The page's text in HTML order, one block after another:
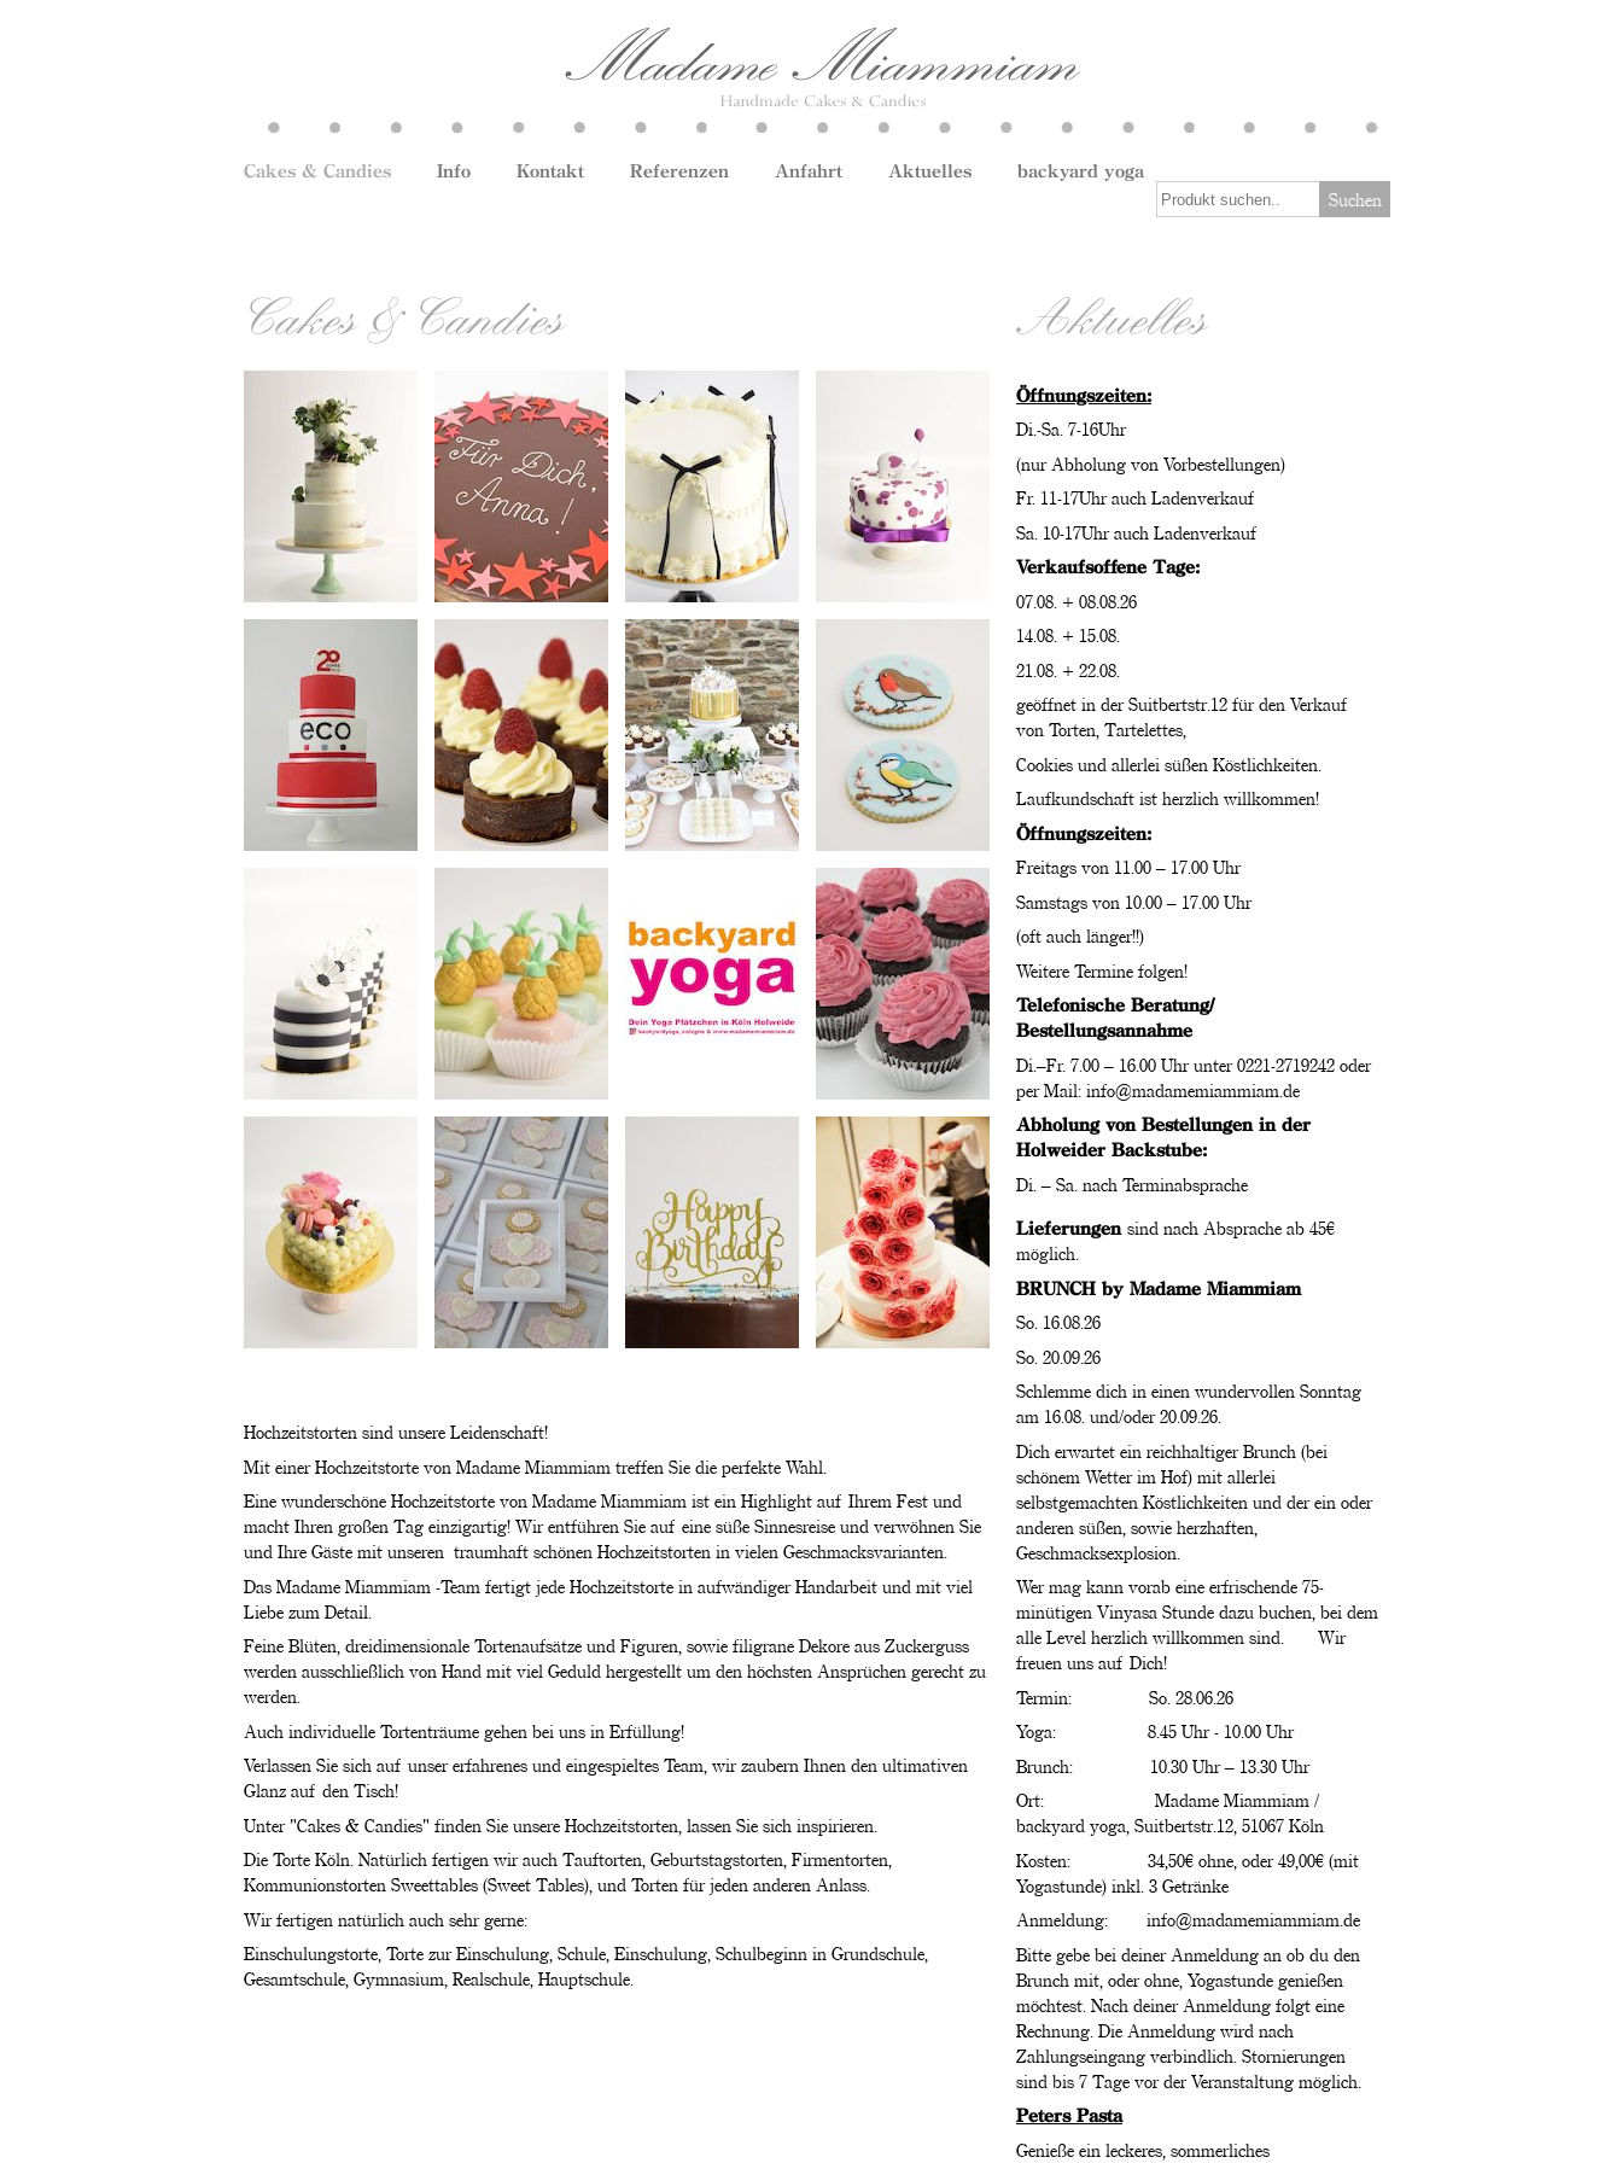
Cakes & Candies Info Kontakt Referenzen Anfahrt Aktuelles
backyard yoga
Suchen
Cakes & Candies
Hochzeitstorten sind unsere Leidenschaft!
Mit einer Hochzeitstorte von Madame Miammiam treffen Sie die perfekte Wahl.
Eine wunderschöne Hochzeitstorte von Madame Miammiam ist ein Highlight auf Ihrem Fest und
macht Ihren großen Tag einzigartig! Wir entführen Sie auf eine süße Sinnesreise und verwöhnen Sie
und Ihre Gäste mit unseren traumhaft schönen Hochzeitstorten in vielen Geschmacksvarianten.
Das Madame Miammiam -Team fertigt jede Hochzeitstorte in aufwändiger Handarbeit und mit viel
Liebe zum Detail.
Feine Blüten, dreidimensionale Tortenaufsätze und Figuren, sowie filigrane Dekore aus Zuckerguss
werden ausschließlich von Hand mit viel Geduld hergestellt um den höchsten Ansprüchen gerecht zu
werden.
Auch individuelle Tortenträume gehen bei uns in Erfüllung!
Verlassen Sie sich auf unser erfahrenes und eingespieltes Team, wir zaubern Ihnen den ultimativen
Glanz auf den Tisch!
Unter "Cakes & Candies" finden Sie unsere Hochzeitstorten, lassen Sie sich inspirieren.
Die Torte Köln. Natürlich fertigen wir auch Tauftorten, Geburtstagstorten, Firmentorten,
Kommunionstorten Sweettables (Sweet Tables), und Torten für jeden anderen Anlass.
Wir fertigen natürlich auch sehr gerne:
Einschulungstorte, Torte zur Einschulung, Schule, Einschulung, Schulbeginn in Grundschule,
Gesamtschule, Gymnasium, Realschule, Hauptschule.
Aktuelles
Öffnungszeiten:
Di.-Sa. 7-16Uhr
(nur Abholung von Vorbestellungen)
Fr. 11-17Uhr auch Ladenverkauf
Sa. 10-17Uhr auch Ladenverkauf
Verkaufsoffene Tage:
07.08. + 08.08.26
14.08. + 15.08.
21.08. + 22.08.
geöffnet in der Suitbertstr.12 für den Verkauf
von Torten, Tartelettes,
Cookies und allerlei süßen Köstlichkeiten.
Laufkundschaft ist herzlich willkommen!
Öffnungszeiten:
Freitags von 11.00 – 17.00 Uhr
Samstags von 10.00 – 17.00 Uhr
(oft auch länger!!)
Weitere Termine folgen!
Telefonische Beratung/
Bestellungsannahme
Di.–Fr. 7.00 – 16.00 Uhr unter 0221-2719242 oder
per Mail: info@madamemiammiam.de
Abholung von Bestellungen in der
Holweider Backstube:
Di. – Sa. nach Terminabsprache
Lieferungen sind nach Absprache ab 45€
möglich.
BRUNCH by Madame Miammiam
So. 16.08.26
So. 20.09.26
Schlemme dich in einen wundervollen Sonntag
am 16.08. und/oder 20.09.26.
Dich erwartet ein reichhaltiger Brunch (bei
schönem Wetter im Hof) mit allerlei
selbstgemachten Köstlichkeiten und der ein oder
anderen süßen, sowie herzhaften,
Geschmacksexplosion.
Wer mag kann vorab eine erfrischende 75-
minütigen Vinyasa Stunde dazu buchen, bei dem
alle Level herzlich willkommen sind. Wir
freuen uns auf Dich!
Termin: So. 28.06.26
Yoga: 8.45 Uhr - 10.00 Uhr
Brunch: 10.30 Uhr – 13.30 Uhr
Ort: Madame Miammiam /
backyard yoga, Suitbertstr.12, 51067 Köln
Kosten: 34,50€ ohne, oder 49,00€ (mit
Yogastunde) inkl. 3 Getränke
Anmeldung: info@madamemiammiam.de
Bitte gebe bei deiner Anmeldung an ob du den
Brunch mit, oder ohne, Yogastunde genießen
möchtest. Nach deiner Anmeldung folgt eine
Rechnung. Die Anmeldung wird nach
Zahlungseingang verbindlich. Stornierungen
sind bis 7 Tage vor der Veranstaltung möglich.
Peters Pasta
Genieße ein leckeres, sommerliches